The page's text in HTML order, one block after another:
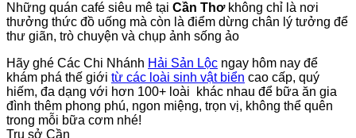
Những quán café siêu mê tại Cần Thơ không chỉ là nơi
thưởng thức đồ uống mà còn là điểm dừng chân lý tưởng để
thư giãn, trò chuyện và chụp ảnh sống ảo
Hãy ghé Các Chi Nhánh Hải Sản Lộc ngay hôm nay để
khám phá thế giới từ các loài sinh vật biển cao cấp, quý
hiếm, đa dạng với hơn 100+ loài khác nhau để bữa ăn gia
đình thêm phong phú, ngon miệng, trọn vị, không thể quên
trong mỗi bữa cơm nhé!
Trụ sở Cần